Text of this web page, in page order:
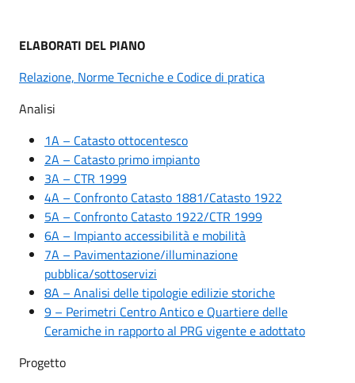
ELABORATI DEL PIANO
Relazione, Norme Tecniche e Codice di pratica
Analisi
1A – Catasto ottocentesco
2A – Catasto primo impianto
3A – CTR 1999
4A – Confronto Catasto 1881/Catasto 1922
5A – Confronto Catasto 1922/CTR 1999
6A – Impianto accessibilità e mobilità
7A – Pavimentazione/illuminazione
pubblica/sottoservizi
8A – Analisi delle tipologie edilizie storiche
9 – Perimetri Centro Antico e Quartiere delle
Ceramiche in rapporto al PRG vigente e adottato
Progetto